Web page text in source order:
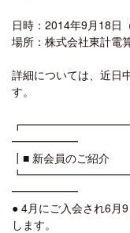
日時：2014年9月18日
場所：株式会社東計電
詳細については、近日
す。
━━━━━━
┃■ 新会員のご紹介
━━━━━━
● 4月にご入会され6月
します。